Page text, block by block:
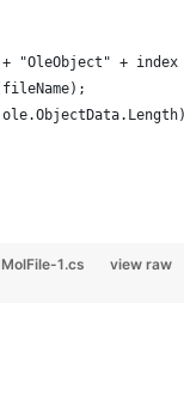
"OleObject" + index
view raw
1.cs